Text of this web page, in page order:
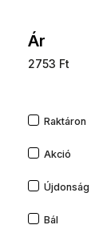
Ár
2753 Ft
Raktáron
Akció
Újdonság
Bál